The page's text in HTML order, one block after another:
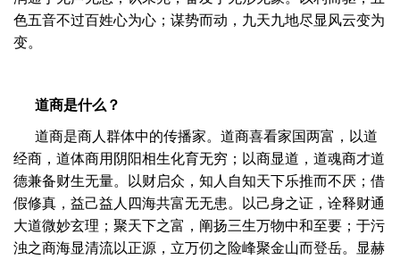
色五音不过百姓心为心；谋势而动，九天九地尽显风云变为
变。
道商是什么？
道商是商人群体中的传播家。道商喜看家国两富，以道
经商，道体商用阴阳相生化育无穷；以商显道，道魂商才道
德兼备财生无量。以财启众，知人自知天下乐推而不厌；借
假修真，益己益人四海共富无无患。以己身之证，诠释财通
大道微妙玄理；聚天下之富，阐扬三生万物中和至要；于污
浊之商海显清流以正源，立万仞之险峰聚金山而登岳。显赫